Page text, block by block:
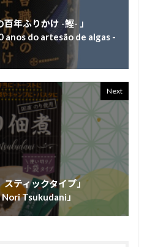
百年ふりかけ -鰹- 」
anos do artesão de algas -
Next
ティックタイプ」
Tsukudani」